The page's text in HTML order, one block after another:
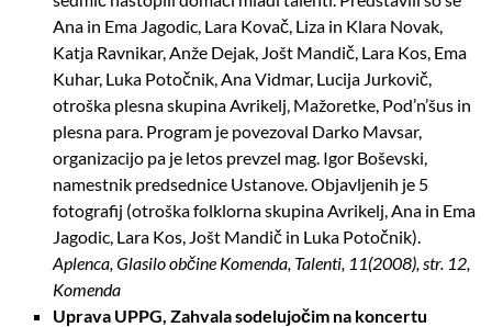
Ana in Ema Jagodic, Lara Kovač, Liza in Klara Novak,
Katja Ravnikar, Anže Dejak, Jošt Mandič, Lara Kos, Ema
Kuhar, Luka Potočnik, Ana Vidmar, Lucija Jurkovič,
otroška plesna skupina Avrikelj, Mažoretke, Pod’n’šus in
plesna para. Program je povezoval Darko Mavsar,
organizacijo pa je letos prevzel mag. Igor Boševski,
namestnik predsednice Ustanove. Objavljenih je 5
fotografij (otroška folklorna skupina Avrikelj, Ana in Ema
Jagodic, Lara Kos, Jošt Mandič in Luka Potočnik).
Aplenca, Glasilo občine Komenda, Talenti, 11(2008), str. 12,
Komenda
Uprava UPPG, Zahvala sodelujočim na koncertu